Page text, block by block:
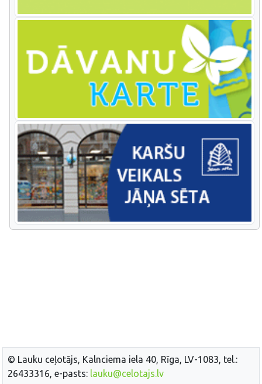
© Lauku ceļotājs, Kalnciema iela 40, Rīga, LV-1083, tel.:
26433316, e-pasts: lauku@celotajs.lv